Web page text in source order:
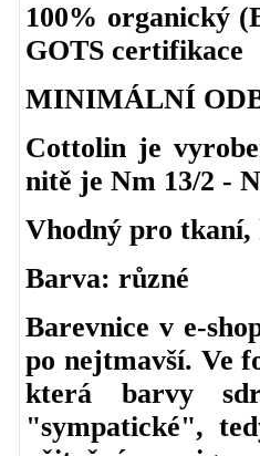
100% organický
GOTS certifikace
MINIMÁLNÍ
Cottolin je
nitě je Nm 13/2 -
Vhodný pro tkaní,
Barva: různé
Barevnice v e-
po nejtmavší. Ve
která barvy
"sympatické",